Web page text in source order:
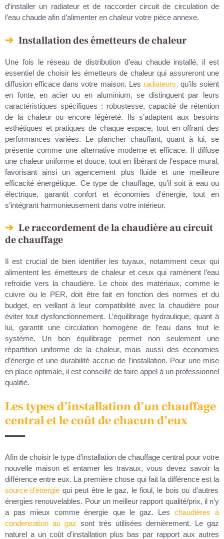
d’installer un radiateur et de raccorder circuit de circulation de
l’eau chaude afin d’alimenter en chaleur votre pièce annexe.
Installation des émetteurs de chaleur
Une fois le réseau de distribution d’eau chaude installé, il est
essentiel de choisir les émetteurs de chaleur qui assureront une
diffusion efficace dans votre maison. Les radiateurs, qu’ils soient
en fonte, en acier ou en aluminium, se distinguent par leurs
caractéristiques spécifiques : robustesse, capacité de rétention
de la chaleur ou encore légèreté. Ils s’adaptent aux besoins
esthétiques et pratiques de chaque espace, tout en offrant des
performances variées. Le plancher chauffant, quant à lui, se
présente comme une alternative moderne et efficace. Il diffuse
une chaleur uniforme et douce, tout en libérant de l’espace mural,
favorisant ainsi un agencement plus fluide et une meilleure
efficacité énergétique. Ce type de chauffage, qu’il soit à eau ou
électrique, garantit confort et économies d’énergie, tout en
s’intégrant harmonieusement dans votre intérieur.
Le raccordement de la chaudière au circuit
de chauffage
Il est crucial de bien identifier les tuyaux, notamment ceux qui
alimentent les émetteurs de chaleur et ceux qui ramènent l’eau
refroidie vers la chaudière. Le choix des matériaux, comme le
cuivre ou le PER, doit être fait en fonction des normes et du
budget, en veillant à leur compatibilité avec la chaudière pour
éviter tout dysfonctionnement. L’équilibrage hydraulique, quant à
lui, garantit une circulation homogène de l’eau dans tout le
système. Un bon équilibrage permet non seulement une
répartition uniforme de la chaleur, mais aussi des économies
d’énergie et une durabilité accrue de l’installation. Pour une mise
en place optimale, il est conseillé de faire appel à un professionnel
qualifié.
Les types d’installation d’un chauffage
central et le coût de chacun d’eux
Afin de choisir le type d’installation de chauffage central pour votre
nouvelle maison et entamer les travaux, vous devez savoir la
différence entre eux. La première chose qui fait la différence est la
source d’énergie qui peut être le gaz, le fioul, le bois ou d’autres
énergies renouvelables. Pour un meilleur rapport qualité/prix, il n’y
a pas mieux comme énergie que le gaz. Les chaudières à
condensation au gaz sont très utilisées dernièrement. Le gaz
naturel a un coût d’installation plus bas par rapport aux autres